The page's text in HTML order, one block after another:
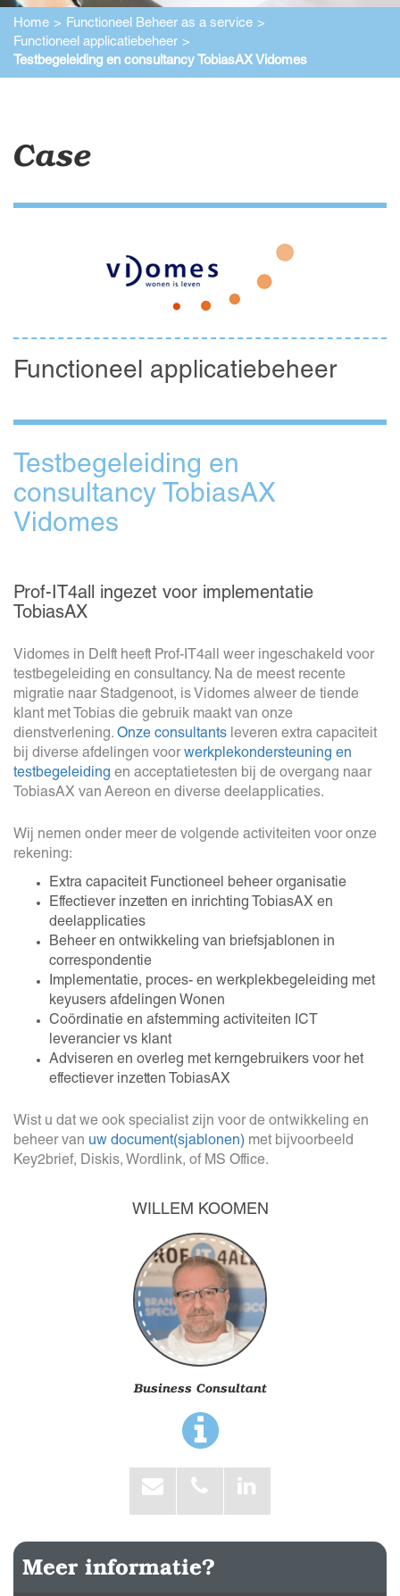
Home
Functioneel Beheer as a service
Functioneel applicatiebeheer
Testbegeleiding en consultancy TobiasAX Vidomes
Case
Functioneel applicatiebeheer
Testbegeleiding en
consultancy TobiasAX
Vidomes
Prof-IT4all ingezet voor implementatie
TobiasAX
Vidomes in Delft heeft Prof-IT4all weer ingeschakeld voor
testbegeleiding en consultancy. Na de meest recente
migratie naar Stadgenoot, is Vidomes alweer de tiende
klant met Tobias die gebruik maakt van onze
dienstverlening. Onze consultants leveren extra capaciteit
bij diverse afdelingen voorwerkplekondersteuning en
testbegeleiding en acceptatietesten bij de overgang naar
TobiasAX van Aereon en diverse deelapplicaties.
Wij nemen onder meer de volgende activiteiten voor onze
rekening:
Extra capaciteit Functioneel beheer organisatie
Effectiever inzetten en inrichting TobiasAX en
deelapplicaties
Beheer en ontwikkeling van briefsjablonen in
correspondentie
Implementatie, proces- en werkplekbegeleiding met
keyusers afdelingen Wonen
Coördinatie en afstemming activiteiten ICT
leverancier vs klant
Adviseren en overleg met kerngebruikers voor het
effectiever inzetten TobiasAX
Wist u dat we ook specialist zijn voor de ontwikkeling en
beheer van uw document(sjablonen) met bijvoorbeeld
Key2brief, Diskis, Wordlink, of MS Office.
WILLEM KOOMEN
Business Consultant
Meer informatie?